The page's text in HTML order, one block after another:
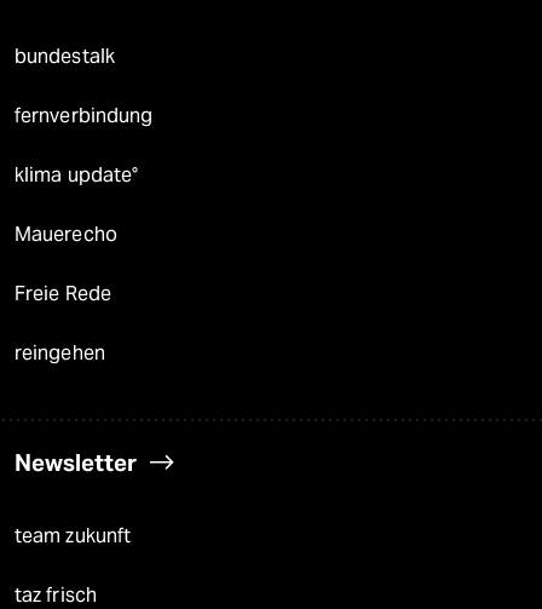
bundestalk
fernverbindung
klima update°
Mauerecho
Freie Rede
reingehen
Newsletter
team zukunft
taz frisch